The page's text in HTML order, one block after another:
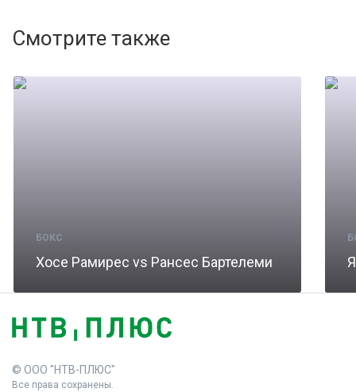
Смотрите также
БОКС
Хосе Рамирес vs Рансес Бартелеми
© ООО "НТВ-ПЛЮС"
Все права сохранены.